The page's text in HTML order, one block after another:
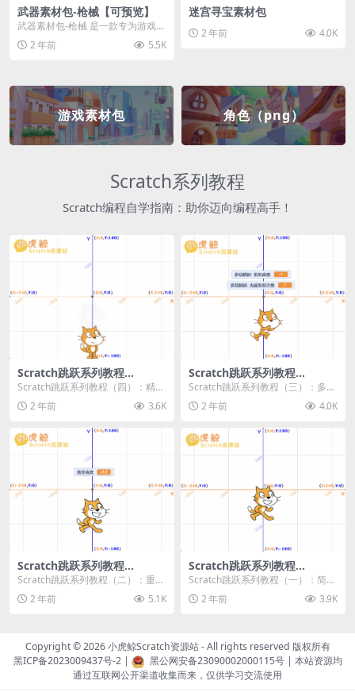
武器素材包-枪械【可预览】
武器素材包-枪械 是一款专为游戏开
发者和创作者设计的素材包，包含
多种高质量的枪械...
2 年前 5.5K
迷宫寻宝素材包
2 年前 4.0K
游戏素材包 角色（png）
Scratch系列教程
Scratch编程自学指南：助你迈向编程高手！
Scratch跳跃系列教程
（四）：精准着陆
Scratch跳跃系列教程（四）：精准
着陆 作者：小虎鲸Scratch资源站
... 2 年前 3.6K
Scratch跳跃系列教程
（三）：多段跳跃
Scratch跳跃系列教程（三）：多段
跳跃 作者：小虎鲸Scratch资源站
连...2 年前 4.0K
Scratch跳跃系列教程
（二）：重力跳跃
Scratch跳跃系列教程（二）：重力
跳跃 作者：小虎鲸Scratch资源站
按...2 年前 5.1K
Scratch跳跃系列教程
（一）：简单跳跃
Scratch跳跃系列教程（一）：简单
跳跃 作者：小虎鲸Scratch资源站
按...2 年前 3.9K
Copyright © 2026小虎鲸Scratch资源站- All rights reserved 版权所有
黑ICP备2023009437号-2| 黑公网安备23090002000115号| 本站资源均
通过互联网公开渠道收集而来，仅供学习交流使用